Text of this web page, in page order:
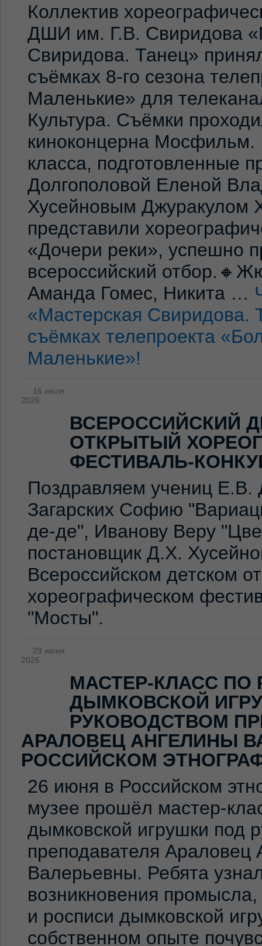
Коллектив
ДШИ им. Г.В. Свиридова
Свиридова. Танец»
съёмках 8-го сезона
Маленькие» для
Культура. Съёмки
киноконцерна Мосфильм.
класса, подготовленные
Долгополовой Еленой
Хусейновым Джуракулом
представили
«Дочери реки», успешно
всероссийский
Аманда Гомес, Никита …
«Мастерская Свиридова.
съёмках телепроекта
Маленькие»!
16 июля
2026
ВСЕРОССИЙСКИЙ
ОТКРЫТЫЙ
ФЕСТИВАЛЬ-
Поздравляем учениц Е.В.
Загарских Софию
де-де", Иванову Веру
постановщик Д.Х.
Всероссийском детском
хореографическом
"Мосты".
29 июня
2026
МАСТЕР-КЛАСС ПО
ДЫМКОВСКОЙ
РУКОВОДСТВОМ
АРАЛОВЕЦ АНГЕЛИНЫ
РОССИЙСКОМ
26 июня в Российском
музее прошёл мастер-
дымковской игрушки под
преподавателя Араловец
Валерьевны. Ребята
возникновения
и росписи дымковской
собственном опыте